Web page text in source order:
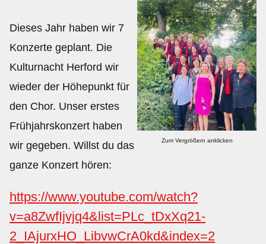
Termine
Kontakt
Galerie
Videos
Zum Vergrößern anklicken
Dieses Jahr haben wir 7
Konzerte geplant. Die
Kulturnacht Herford wir
wieder der Höhepunkt für
den Chor. Unser erstes
Frühjahrskonzert haben
wir gegeben. Willst du das
ganze Konzert hören:
https://www.youtube.com/watch?
v=a8ZwfIjvjq4&list=PLc_tDxXq21-
2_IAjurxHO_LibvwCrA0kd&index=2